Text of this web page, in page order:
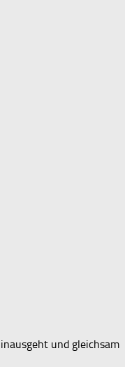
und gleichsam